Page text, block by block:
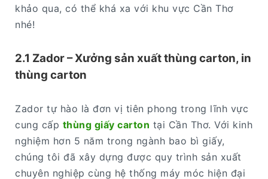
khảo qua, có thể khá xa với khu vực Cần Thơ
nhé!
2.1 Zador – Xưởng sản xuất thùng carton, in
thùng carton
Zador tự hào là đơn vị tiên phong trong lĩnh vực
cung cấp thùng giấy carton tại Cần Thơ. Với kinh
nghiệm hơn 5 năm trong ngành bao bì giấy,
chúng tôi đã xây dựng được quy trình sản xuất
chuyên nghiệp cùng hệ thống máy móc hiện đại